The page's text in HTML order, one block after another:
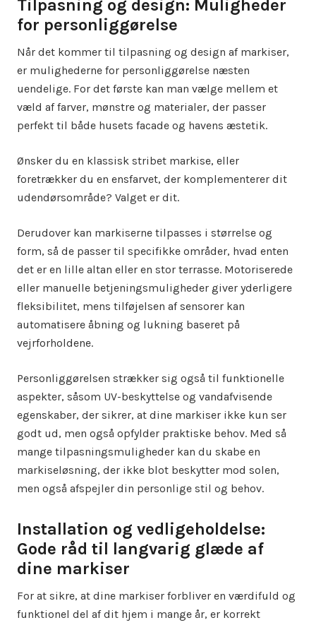
Tilpasning og design: Muligheder
for personliggørelse
Når det kommer til tilpasning og design af markiser,
er mulighederne for personliggørelse næsten
uendelige. For det første kan man vælge mellem et
væld af farver, mønstre og materialer, der passer
perfekt til både husets facade og havens æstetik.
Ønsker du en klassisk stribet markise, eller
foretrækker du en ensfarvet, der komplementerer dit
udendørsområde? Valget er dit.
Derudover kan markiserne tilpasses i størrelse og
form, så de passer til specifikke områder, hvad enten
det er en lille altan eller en stor terrasse. Motoriserede
eller manuelle betjeningsmuligheder giver yderligere
fleksibilitet, mens tilføjelsen af sensorer kan
automatisere åbning og lukning baseret på
vejrforholdene.
Personliggørelsen strækker sig også til funktionelle
aspekter, såsom UV-beskyttelse og vandafvisende
egenskaber, der sikrer, at dine markiser ikke kun ser
godt ud, men også opfylder praktiske behov. Med så
mange tilpasningsmuligheder kan du skabe en
markiseløsning, der ikke blot beskytter mod solen,
men også afspejler din personlige stil og behov.
Installation og vedligeholdelse:
Gode råd til langvarig glæde af
dine markiser
For at sikre, at dine markiser forbliver en værdifuld og
funktionel del af dit hjem i mange år, er korrekt